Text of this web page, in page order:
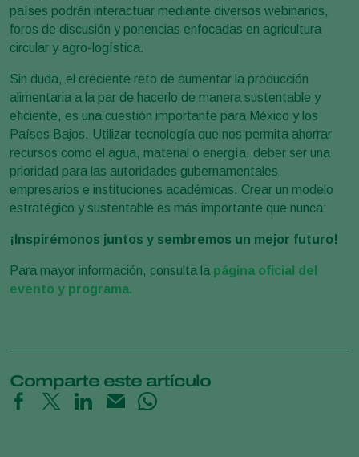
países podrán interactuar mediante diversos webinarios,
foros de discusión y ponencias enfocadas en agricultura
circular y agro-logística.
Sin duda, el creciente reto de aumentar la producción
alimentaria a la par de hacerlo de manera sustentable y
eficiente, es una cuestión importante para México y los
Países Bajos. Utilizar tecnología que nos permita ahorrar
recursos como el agua, material o energía, deber ser una
prioridad para las autoridades gubernamentales,
empresarios e instituciones académicas. Crear un modelo
estratégico y sustentable es más importante que nunca:
¡Inspirémonos juntos y sembremos un mejor futuro!
Para mayor información, consulta la página oficial del
evento y programa.
Comparte este artículo